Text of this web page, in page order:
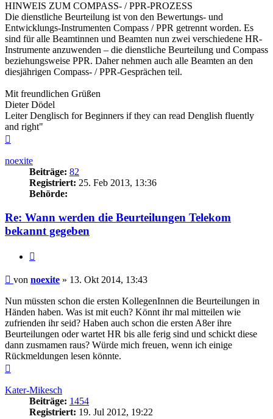
HINWEIS ZUM COMPASS- / PPR-PROZESS
Die dienstliche Beurteilung ist von den Bewertungs- und
Entwicklungs-Instrumenten Compass / PPR getrennt worden. Es
sind für alle Beamtinnen und Beamten nun zwei verschiedene HR-
Instrumente anzuwenden – die dienstliche Beurteilung und Compass
beziehungsweise PPR. Daher nehmen auch alle Beamten an den
diesjährigen Compass- / PPR-Gesprächen teil.
Mit freundlichen Grüßen
Dieter Dödel
Leiter Denglisch for Beginners if they can read Denglish fluently
and right"
noexite
Beiträge: 82
Registriert: 25. Feb 2013, 13:36
Behörde:
Re: Wann werden die Beurteilungen Telekom
bekannt gegeben
Beitrag
von noexite » 13. Okt 2014, 13:43
Nun müssten schon die ersten KollegenInnen die Beurteilungen in
Händen haben. Was ist mit euch? Könnt ihr mal mitteilen wie
zufrienden ihr seid? Haben auch schon die ersten A8er ihre
Beurteilungen oder wartet HR bis alle ferig sind und schickt diese
dann zusmamen raus? Würde mich freuen, wenn ich einige
Rückmeldungen lesen könnte.
Kater-Mikesch
Beiträge: 1454
Registriert: 19. Jul 2012, 19:22